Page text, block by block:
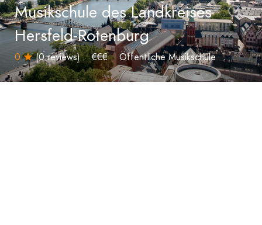
Musikschule des Landkreises
Hersfeld-Rotenburg
0 (0 reviews) €€€ Öffentliche Musikschule